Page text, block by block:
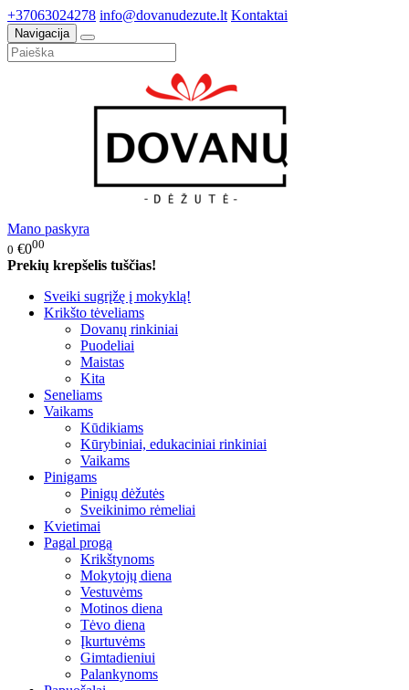
+37063024278 info@dovanudezute.lt Kontaktai
Navigacija
Mano paskyra
0 €000
Prekių krepšelis tuščias!
Sveiki sugrįžę į mokyklą!
Krikšto tėveliams
Dovanų rinkiniai
Puodeliai
Maistas
Kita
Seneliams
Vaikams
Kūdikiams
Kūrybiniai, edukaciniai rinkiniai
Vaikams
Pinigams
Pinigų dėžutės
Sveikinimo rėmeliai
Kvietimai
Pagal progą
Krikštynoms
Mokytojų diena
Vestuvėms
Motinos diena
Tėvo diena
Įkurtuvėms
Gimtadieniui
Palankynoms